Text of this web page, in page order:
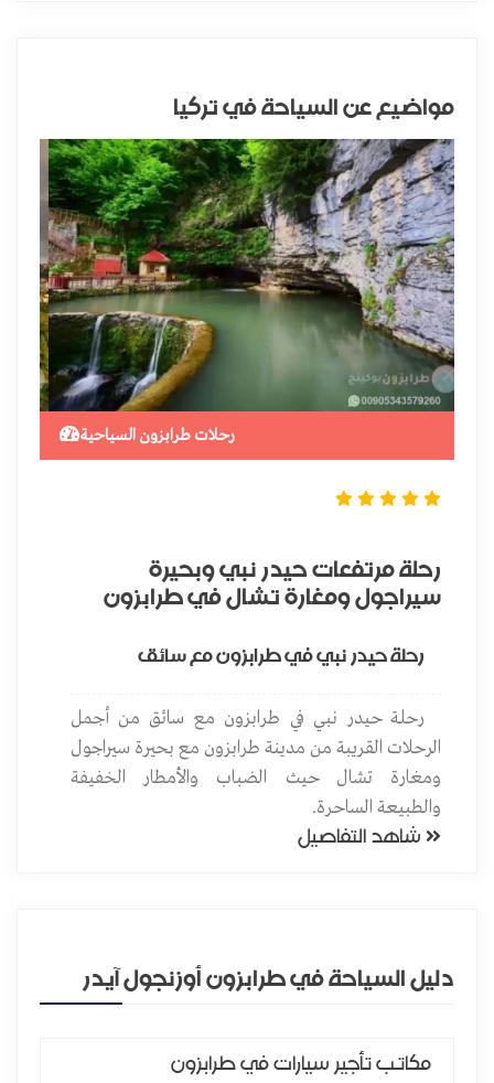
مواضيع عن السياحة في تركيا
رحلات طرابزون السياحية
رحلة مرتفعات حيدر نبي وبحيرة
سيراجول ومغارة تشال في طرابزون
رحلة حيدر نبي في طرابزون مع سائق
رحلة حيدر نبي في طرابزون مع سائق من أجمل
الرحلات القريبة من مدينة طرابزون مع بحيرة سيراجول
ومغارة تشال حيث الضباب والأمطار الخفيفة
والطبيعة الساحرة.
شاهد التفاصيل
دليل السياحة في طرابزون أوزنجول آيدر
مكاتب تأجير سيارات في طرابزون